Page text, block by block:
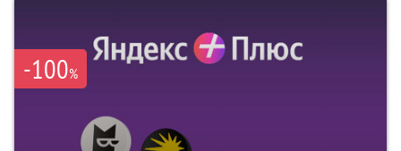
-100%